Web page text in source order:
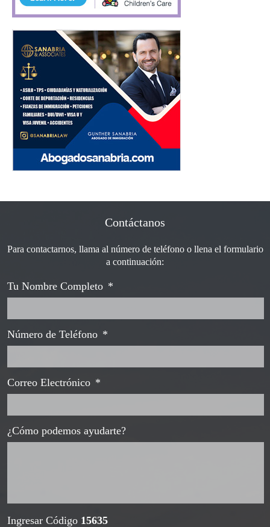
Contáctanos
Para contactarnos, llama al número de teléfono o llena el formulario
a continuación:
*
Tu Nombre Completo
*
Número de Teléfono
*
Correo Electrónico
¿Cómo podemos ayudarte?
Ingresar Código 15635